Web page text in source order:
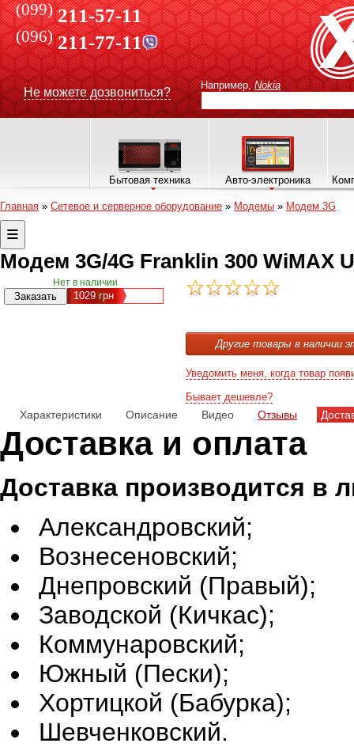
(099) 211-57-11
(096)211-77-11
Не можете дозвониться?
Например, Nokia
Бытовая техника Авто-электроника
Главная » Сетевое и серверное оборудование » Модемы » Модем 3G
Модем 3G/4G Franklin 300 WiMAX
Нет в наличии
1029 грн
Другие товары в наличии
Уведомить меня, когда товар
Бывает дешевле?
Характеристики Описание Видео Отзывы
Доставка и оплата
Доставка производится в
Александровский;
Вознесеновский;
Днепровский (Правый);
Заводской (Кичкас);
Коммунаровский;
Южный (Пески);
Хортицкой (Бабурка);
Шевченковский.